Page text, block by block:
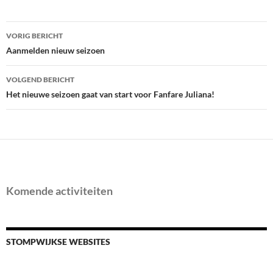
Bericht
navigatie
VORIG BERICHT
Aanmelden nieuw seizoen
VOLGEND BERICHT
Het nieuwe seizoen gaat van start voor Fanfare Juliana!
Komende activiteiten
STOMPWIJKSE WEBSITES